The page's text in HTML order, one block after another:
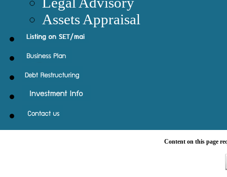
Assets Appraisal
Content on this page